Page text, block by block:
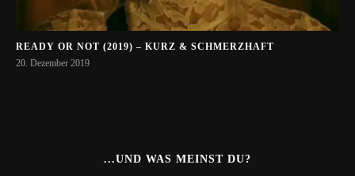
READY OR NOT (2019) – KURZ & SCHMERZHAFT
20. Dezember 2019
...UND WAS MEINST DU?